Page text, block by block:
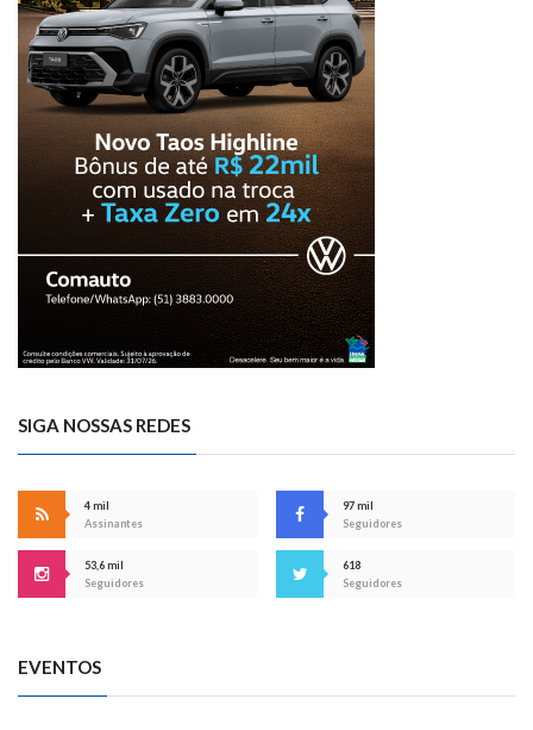
SIGA NOSSAS REDES
4 mil
Assinantes
97 mil
Seguidores
53,6 mil
Seguidores
618
Seguidores
EVENTOS